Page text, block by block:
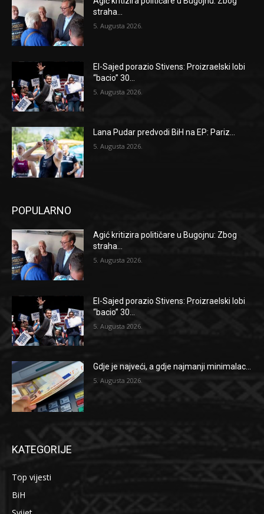
straha...
5. Augusta 2026.
El-Sajed porazio Stivens: Proizraelski lobi
“bacio” 30...
5. Augusta 2026.
Lana Pudar predvodi BiH na EP: Pariz...
5. Augusta 2026.
POPULARNO
Agić kritizira političare u Bugojnu: Zbog
straha...
5. Augusta 2026.
El-Sajed porazio Stivens: Proizraelski lobi
“bacio” 30...
5. Augusta 2026.
Gdje je najveći, a gdje najmanji minimalac...
5. Augusta 2026.
KATEGORIJE
Top vijesti
BiH